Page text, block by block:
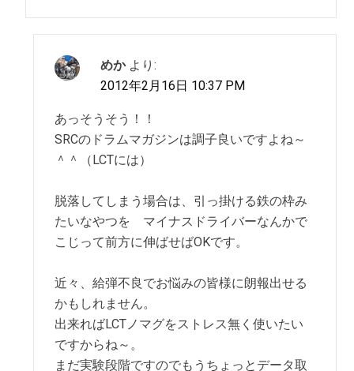
めか より:
2012年2月16日 10:37 PM
あっそうそう！！
SRCのドラムマガジンは調子良いですよね～
＾＾（LCTには）
脱落してしまう場合は、引っ掛ける鉄の枠み
たいなやつを マイナスドライバーなんかで
こじって前方に伸ばせばOKです。
近々、給弾不良でお悩みの皆様に朗報出せる
かもしれません。
出来ればLCTノマグをストレス無く使いたい
ですからね～。
まだ実験段階ですのでもうちょっとデータ取